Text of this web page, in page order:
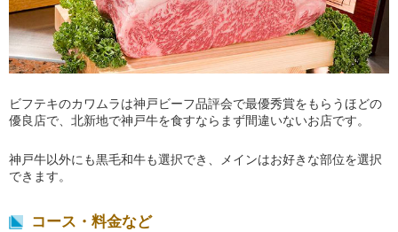
ビフテキのカワムラは神戸ビーフ品評会で最優秀賞をもらうほどの
優良店で、北新地で神戸牛を食すならまず間違いないお店です。
神戸牛以外にも黒毛和牛も選択でき、メインはお好きな部位を選択
できます。
コース・料金など